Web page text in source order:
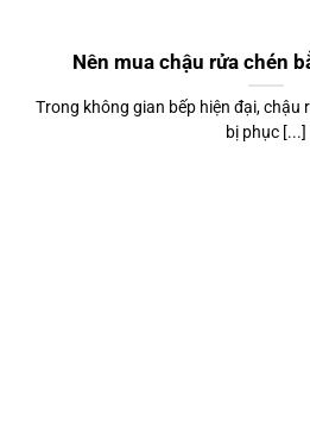
Nên mua chậu rửa chén
Trong không gian bếp hiện đại, chậu
bị phục [...]